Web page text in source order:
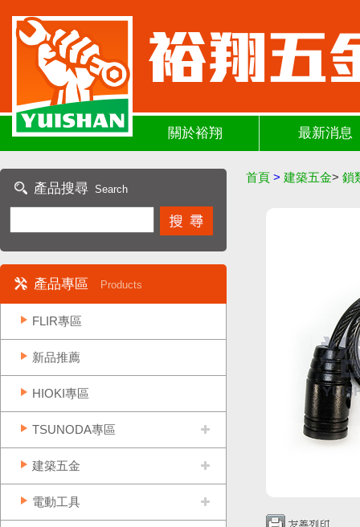
關於裕翔 最新消息
產品搜尋 Search
產品專區 Products
FLIR專區
新品推薦
HIOKI專區
TSUNODA專區
建築五金
電動工具
首頁 > 建築五金> 鎖